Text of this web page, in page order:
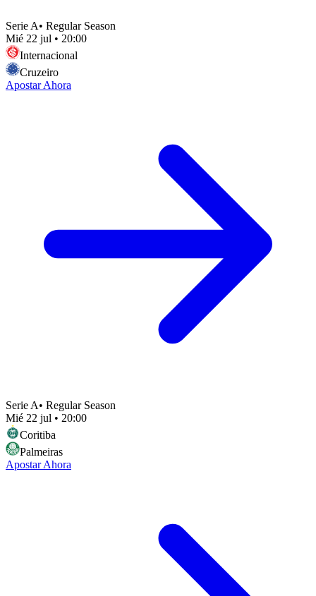
Serie A• Regular Season
Mié 22 jul • 20:00
Internacional
Cruzeiro
Apostar Ahora
Serie A• Regular Season
Mié 22 jul • 20:00
Coritiba
Palmeiras
Apostar Ahora